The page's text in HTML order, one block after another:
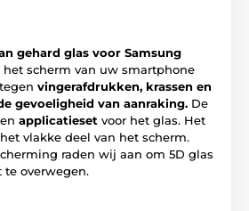
gehard glas voor Samsung
het scherm van uw smartphone
vingerafdrukken, krassen en
gevoeligheid van aanraking. De
applicatieset voor het glas. Het
vlakke deel van het scherm.
raden wij aan om 5D glas
te overwegen.